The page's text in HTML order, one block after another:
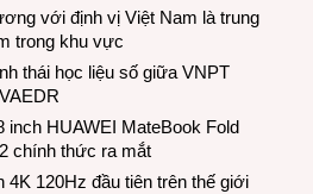
với định vị Việt Nam là trung
trong khu vực
thái học liệu số giữa VNPT
inch HUAWEI MateBook Fold
chính thức ra mắt
4K 120Hz đầu tiên trên thế giới